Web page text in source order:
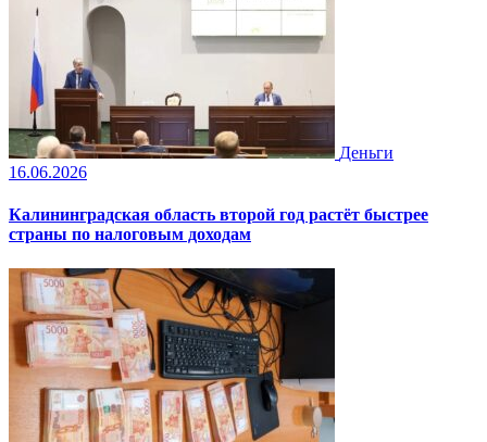
Деньги
16.06.2026
Калининградская область второй год растёт быстрее
страны по налоговым доходам